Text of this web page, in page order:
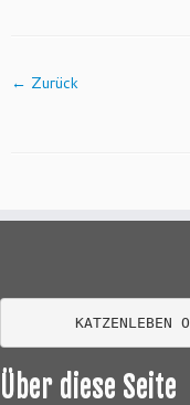
← Zurück
Über diese Seite